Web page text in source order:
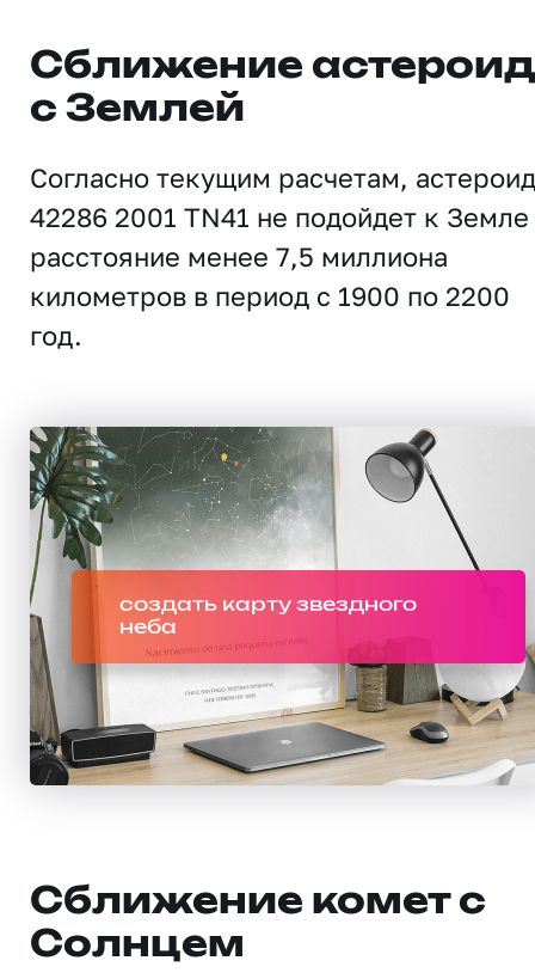
Сближение
с Землей
Согласно текущим расчетам, астероид
42286 2001 TN41 не подойдет к Земле
расстояние менее 7,5 миллиона
километров в период с 1900 по 2200
год.
создать карту звездного
неба
Сближение комет с
Солнцем